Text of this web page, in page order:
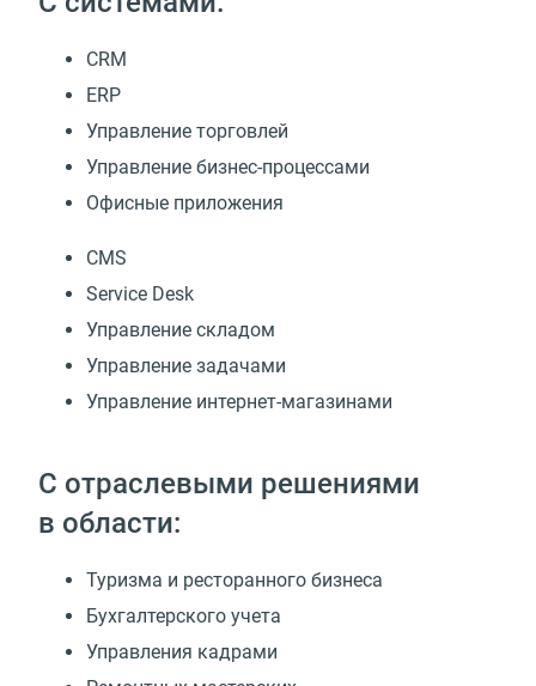
CRM
ERP
Управление торговлей
Управление бизнес-процессами
Офисные приложения
CMS
Service Desk
Управление складом
Управление задачами
Управление интернет-магазинами
С отраслевыми решениями
в области:
Туризма и ресторанного бизнеса
Бухгалтерского учета
Управления кадрами